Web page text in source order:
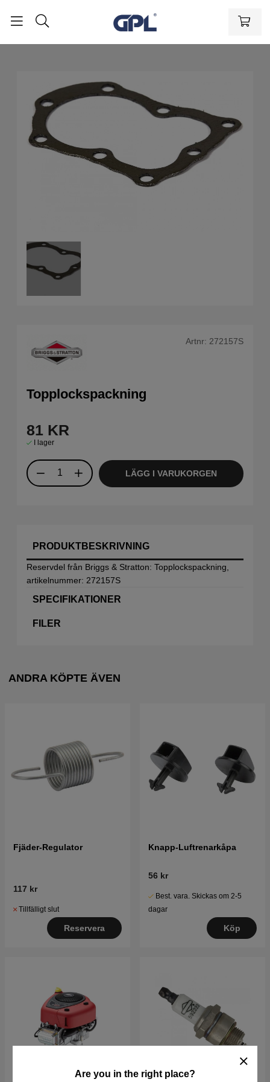
Are you in the right place?
Artnr: 272157S
Topplockspackning
81 KR
I lager
LÄGG I VARUKORGEN
PRODUKTBESKRIVNING
Reservdel från Briggs & Stratton: Topplockspackning,
artikelnummer: 272157S
SPECIFIKATIONER
FILER
ANDRA KÖPTE ÄVEN
Fjäder-Regulator
117 kr
Tillfälligt slut
Reservera
Knapp-Luftrenarkåpa
56 kr
Best. vara. Skickas om 2-5
dagar
Köp